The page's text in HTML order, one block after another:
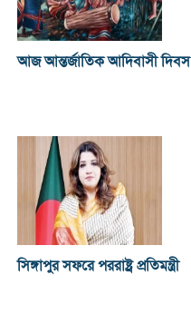
আজ আন্তর্জাতিক আদিবাসী দিবস
সিঙ্গাপুর সফরে পররাষ্ট্র প্রতিমন্ত্রী